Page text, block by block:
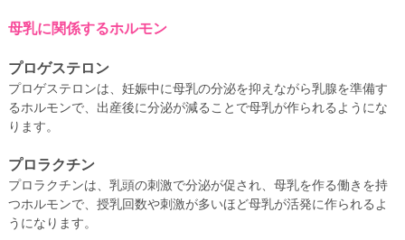
母乳に関係するホルモン
プロゲステロン
プロゲステロンは、妊娠中に母乳の分泌を抑えながら乳腺を準備す
るホルモンで、出産後に分泌が減ることで母乳が作られるようにな
ります。
プロラクチン
プロラクチンは、乳頭の刺激で分泌が促され、母乳を作る働きを持
つホルモンで、授乳回数や刺激が多いほど母乳が活発に作られるよ
うになります。